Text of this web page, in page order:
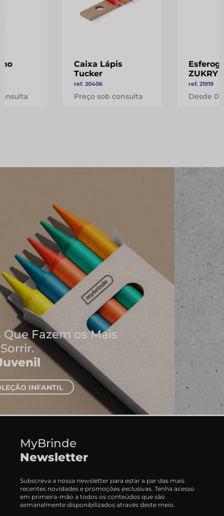
Caixa Lápis
Tucker
ref. 20406
Preço sob consulta
ZUKRY
ref. 21919
Desde
Onde Nascem As Melhores
Ideias
Cadernos e Blocos de Notas
EXPLORAR CADERNOS
MyBrinde
Newsletter
Subscreva a nossa newsletter para estar a par das mais
recentes novidades e promoções exclusivas. Tenha acesso
em primeira-mão a todos os conteúdos que são
semanalmente disponibilizados através deste meio.